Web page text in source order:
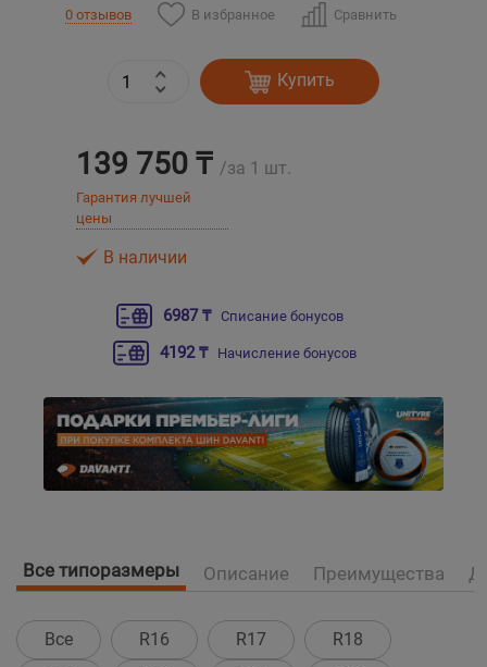
0 отзывов В избранное Сравнить
Купить
139 750 ₸ /за 1 шт.
Гарантия лучшей
цены
В наличии
6987 ₸ Списание бонусов
4192 ₸ Начисление бонусов
Все типоразмеры Описание Преимущества
Все R16 R17
R18
Темиртау
Шымкент
Экибастуз